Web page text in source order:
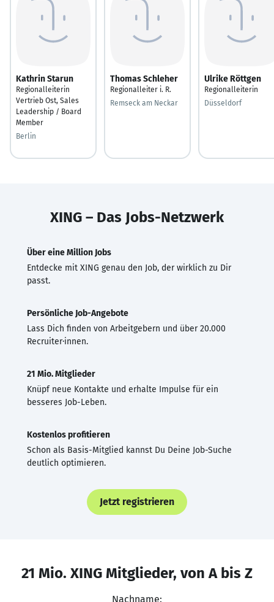
Kathrin Starun
Regionalleiterin
Vertrieb Ost, Sales
Leadership / Board
Member
Berlin
Thomas Schleher
Regionalleiter i. R.
Remseck am Neckar
Ulrike Röttgen
Regionalleiterin
Düsseldorf
XING – Das Jobs-Netzwerk
Über eine Million Jobs
Entdecke mit XING genau den Job, der wirklich zu Dir
passt.
Persönliche Job-Angebote
Lass Dich finden von Arbeitgebern und über 20.000
Recruiter·innen.
21 Mio. Mitglieder
Knüpf neue Kontakte und erhalte Impulse für ein
besseres Job-Leben.
Kostenlos profitieren
Schon als Basis-Mitglied kannst Du Deine Job-Suche
deutlich optimieren.
Jetzt registrieren
21 Mio. XING Mitglieder, von A bis Z
Nachname: